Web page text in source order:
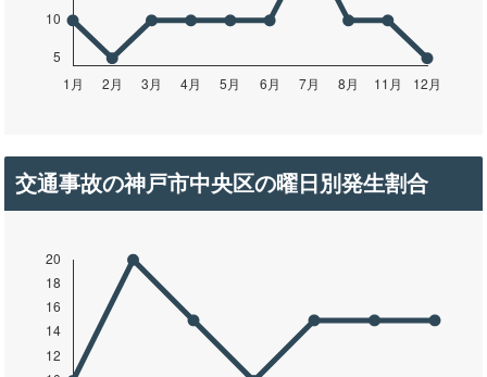
交通事故の神戸市中央区の曜日別発生割合